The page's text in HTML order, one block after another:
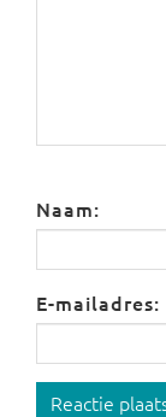
Naam:
E-mailadres:
Reactie